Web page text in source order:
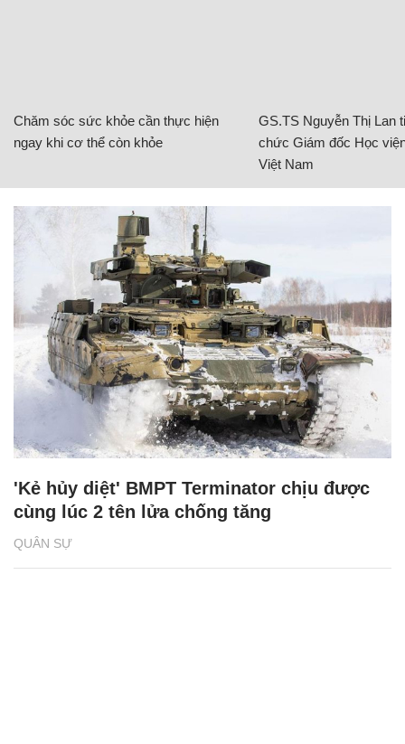
Chăm sóc sức khỏe cần thực hiện
ngay khi cơ thể còn khỏe
GS.TS Nguyễn Thị Lan
chức Giám đốc Học
Việt Nam
QUÂN SỰ
'Kẻ hủy diệt' BMPT Terminator chịu được
cùng lúc 2 tên lửa chống tăng